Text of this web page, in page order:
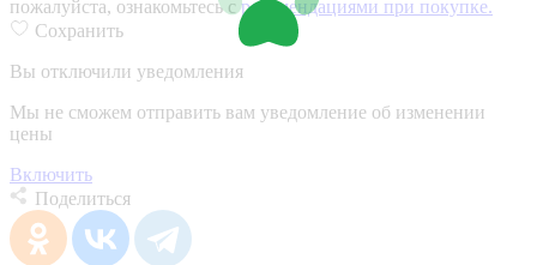
пожалуйста, ознакомьтесь срекомендациями при покупке.
Сохранить
Вы отключили уведомления
Мы не сможем отправить вам уведомление об изменении
цены
Включить
Поделиться